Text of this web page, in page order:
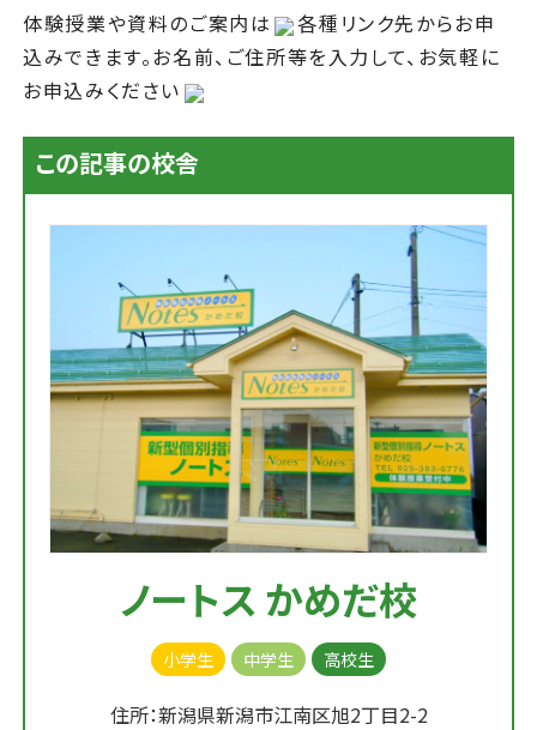
体験授業や資料のご案内は
各種リンク先からお申
込みできます。お名前、ご住所等を入力して、お気軽に
お申込みください
この記事の校舎
ノートス かめだ校
小学生 中学生 高校生
住所：新潟県新潟市江南区旭2丁目2-2